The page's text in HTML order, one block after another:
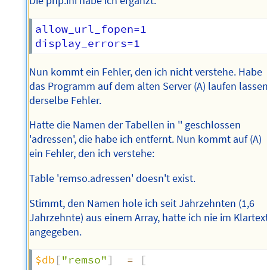
allow_url_fopen=1
Nun kommt ein Fehler, den ich nicht verstehe. Habe
das Programm auf dem alten Server (A) laufen
derselbe Fehler.
Hatte die Namen der Tabellen in '' geschlossen
'adressen', die habe ich entfernt. Nun kommt auf (A)
ein Fehler, den ich verstehe:
Table 'remso.adressen' doesn't exist.
Stimmt, den Namen hole ich seit Jahrzehnten (1,6
Jahrzehnte) aus einem Array, hatte ich nie im
angegeben.
$db ["remso"] =
[